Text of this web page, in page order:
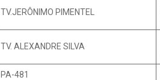
TV.JERÔNIMO PIMENTEL
TV. ALEXANDRE SILVA
PA-481